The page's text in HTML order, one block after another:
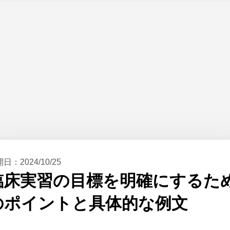
日： 2024/10/25
床実習の目標を明確にするた
ポイントと具体的な例文